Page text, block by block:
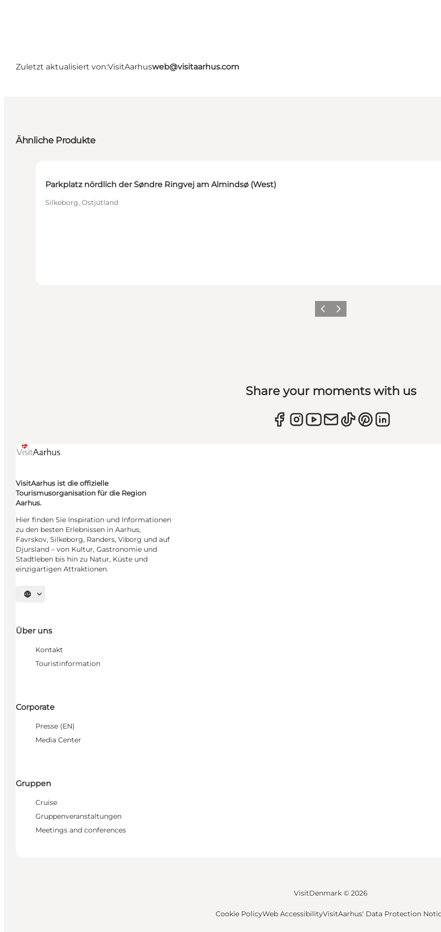
Zuletzt aktualisiert von:VisitAarhusweb@visitaarhus.com
Ähnliche Produkte
Parkplatz nördlich der Søndre Ringvej am Almindsø (West)
Silkeborg, Ostjütland
ZurückWeiter
Share your moments with us
VisitAarhus ist die offizielle
Tourismusorganisation für die Region
Aarhus.
Hier finden Sie Inspiration und Informationen
zu den besten Erlebnissen in Aarhus,
Favrskov, Silkeborg, Randers, Viborg und auf
Djursland – von Kultur, Gastronomie und
Stadtleben bis hin zu Natur, Küste und
einzigartigen Attraktionen.
Sprache auswählen
Über uns
Kontakt
Touristinformation
Corporate
Presse (EN)
Media Center
Gruppen
Cruise
Gruppenveranstaltungen
Meetings and conferences
VisitDenmark © 2026
Cookie PolicyWeb AccessibilityVisitAarhus' Data Protection